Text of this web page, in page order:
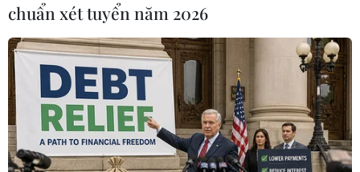
Ninh, Bí thư Tỉnh đoàn Tây Ninh Huỳnh Thanh
Phương nhấn mạnh, để nối tiếp truyền thống
hào hùng của cha, anh đi trước, đã hy sinh
xương máu, tuổi thanh xuân, sẵn sàng dấn thân,
chấp nhận gian khổ để thế hệ trẻ hôm nay được
sống trong hòa bình, tự do, độc lập, tuổi trẻ Tây
Ninh sẽ tiếp tục phát huy tinh thần xung kích
“tuổi trẻ dám dấn thân, dám cống hiến” góp
chuẩn xét tuyển năm 2026